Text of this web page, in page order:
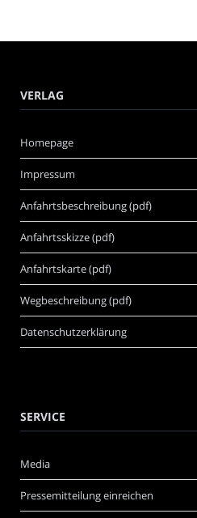
VERLAG
Homepage
Impressum
Anfahrtsbeschreibung (pdf)
Anfahrtsskizze (pdf)
Anfahrtskarte (pdf)
Wegbeschreibung (pdf)
Datenschutzerklärung
SERVICE
Media
Pressemitteilung einreichen